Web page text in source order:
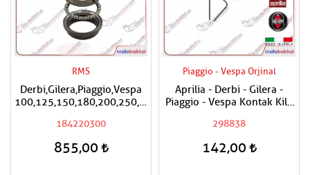
RMS
Derbi,Gilera,Piaggio,Vespa
100,125,150,180,200,250,300,400
Mesnet Maşa Bilyası
184220300
855,00
Piaggio - Vespa Orjinal
Aprilia - Derbi - Gilera -
Piaggio - Vespa Kontak Kilit
298838
142,00